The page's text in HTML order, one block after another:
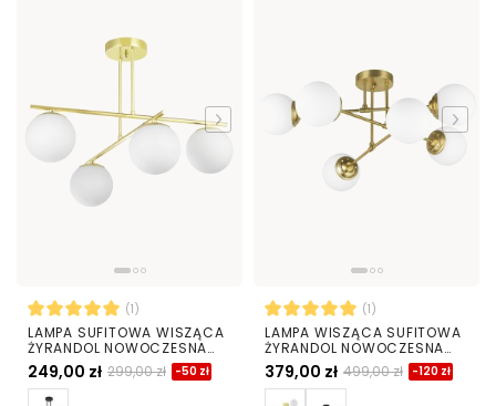
(1)
LAMPA SUFITOWA WISZĄCA
ŻYRANDOL NOWOCZESNA
ZŁOTO KLASYCZNE BIAŁE
KULE LEDO 4
249,00 zł 299,00 zł -50 zł
(1)
LAMPA WISZĄCA SUFITOWA
ŻYRANDOL NOWOCZESNA
ZŁOTO SZCZOTKOWANE
BIAŁE KULE FINO 6 LED
379,00 zł 499,00 zł -120 zł